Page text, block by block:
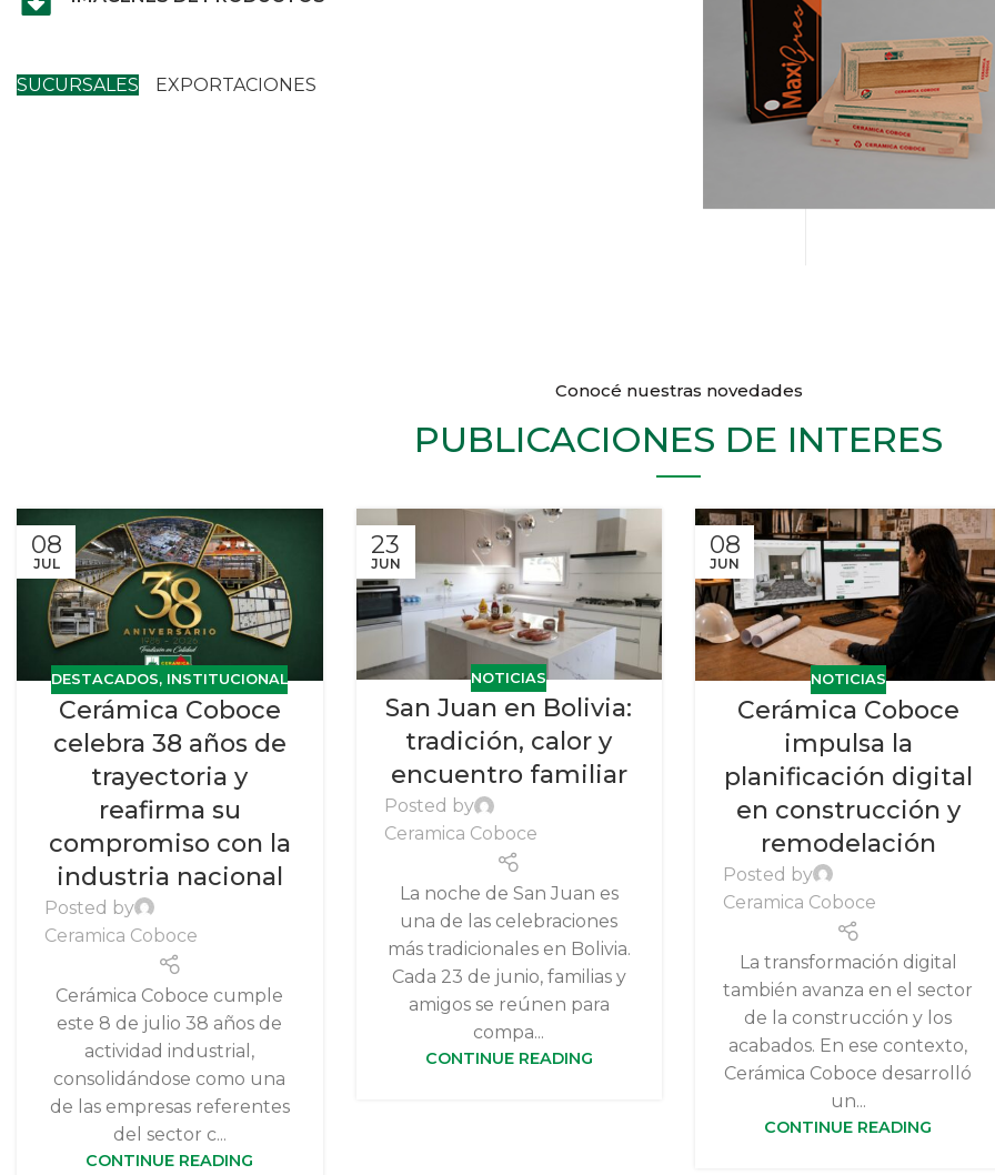
SUCURSALES EXPORTACIONES
Conocé nuestras novedades
PUBLICACIONES DE INTERES
08
JUL
DESTACADOS, INSTITUCIONAL
Cerámica Coboce
celebra 38 años de
trayectoria y
reafirma su
compromiso con la
industria nacional
Posted by
Ceramica Coboce
Cerámica Coboce cumple
este 8 de julio 38 años de
actividad industrial,
consolidándose como una
de las empresas referentes
del sector c...
CONTINUE READING
23
JUN
NOTICIAS
San Juan en Bolivia:
tradición, calor y
encuentro familiar
Posted by
Ceramica Coboce
La noche de San Juan es
una de las celebraciones
más tradicionales en Bolivia.
Cada 23 de junio, familias y
amigos se reúnen para
compa...
CONTINUE READING
08
JUN
NOTICIAS
Cerámica Coboce
impulsa la
planificación digital
en construcción y
remodelación
Posted by
Ceramica Coboce
La transformación digital
también avanza en el sector
de la construcción y los
acabados. En ese contexto,
Cerámica Coboce desarrolló
un...
CONTINUE READING